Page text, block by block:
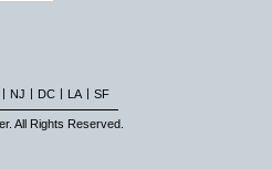
NJ DC LA SF
All Rights Reserved.